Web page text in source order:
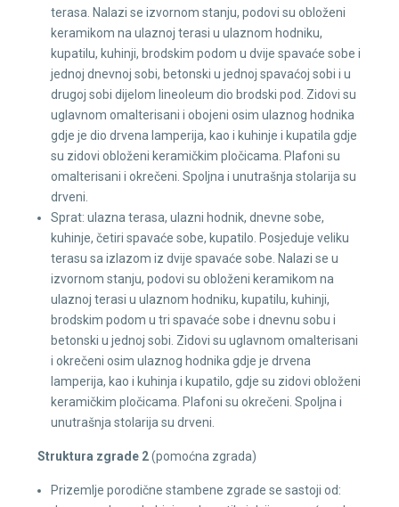
terasa. Nalazi se izvornom stanju, podovi su obloženi
keramikom na ulaznoj terasi u ulaznom hodniku,
kupatilu, kuhinji, brodskim podom u dvije spavaće sobe i
jednoj dnevnoj sobi, betonski u jednoj spavaćoj sobi i u
drugoj sobi dijelom lineoleum dio brodski pod. Zidovi su
uglavnom omalterisani i obojeni osim ulaznog hodnika
gdje je dio drvena lamperija, kao i kuhinje i kupatila gdje
su zidovi obloženi keramičkim pločicama. Plafoni su
omalterisani i okrečeni. Spoljna i unutrašnja stolarija su
drveni.
Sprat: ulazna terasa, ulazni hodnik, dnevne sobe,
kuhinje, četiri spavaće sobe, kupatilo. Posjeduje veliku
terasu sa izlazom iz dvije spavaće sobe. Nalazi se u
izvornom stanju, podovi su obloženi keramikom na
ulaznoj terasi u ulaznom hodniku, kupatilu, kuhinji,
brodskim podom u tri spavaće sobe i dnevnu sobu i
betonski u jednoj sobi. Zidovi su uglavnom omalterisani
i okrečeni osim ulaznog hodnika gdje je drvena
lamperija, kao i kuhinja i kupatilo, gdje su zidovi obloženi
keramičkim pločicama. Plafoni su okrečeni. Spoljna i
unutrašnja stolarija su drveni.
Struktura zgrade 2(pomoćna zgrada)
Prizemlje porodične stambene zgrade se sastoji od: